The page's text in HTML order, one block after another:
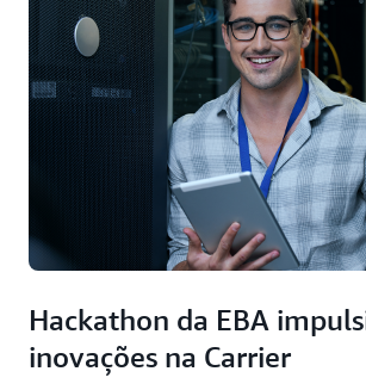
Hackathon da EBA
inovações na Carrier